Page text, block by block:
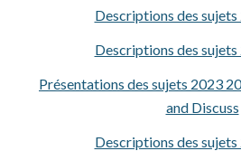
Descriptions des
Descriptions des
Présentations des sujets 2023
and Discuss
Descriptions des sujets